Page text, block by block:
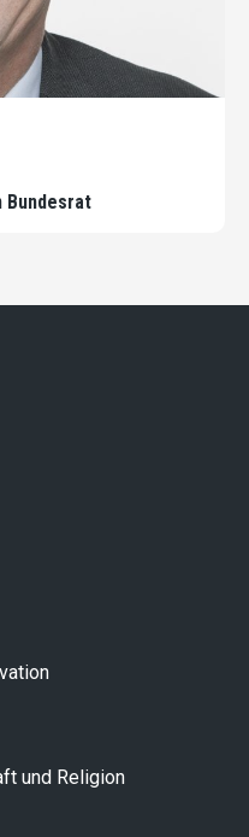
Bundesrat
und Religion